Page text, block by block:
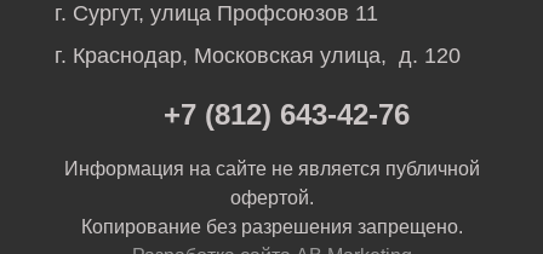
г. Сургут, улица Профсоюзов 11
г. Краснодар, Московская улица, д. 120
+7 (812) 643-42-76
Информация на сайте не является публичной
офертой.
Копирование без разрешения запрещено.